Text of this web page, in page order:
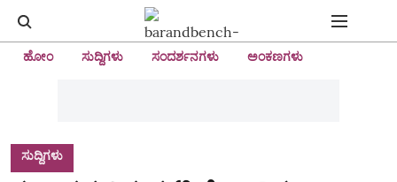
ಹೋಂ ಸುದ್ದಿಗಳು ಸಂದರ್ಶನಗಳು ಅಂಕಣಗಳು
ಸುದ್ದಿಗಳು